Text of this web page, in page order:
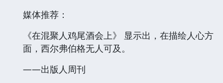
媒体推荐：
《在混聚人鸡尾酒会上》 显示出，在描绘人心方
面，西尔弗伯格无人可及。
——出版人周刊